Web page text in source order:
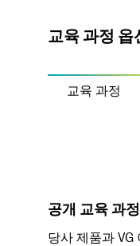
교육 과정 옵
교육 과정
공개 교육 과정
당사 제품과 VG